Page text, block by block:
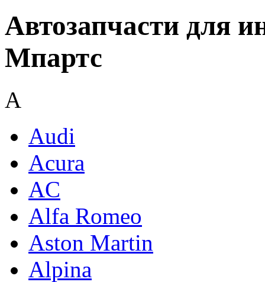
Автозапчасти для
Мпартс
A
Audi
Acura
AC
Alfa Romeo
Aston Martin
Alpina